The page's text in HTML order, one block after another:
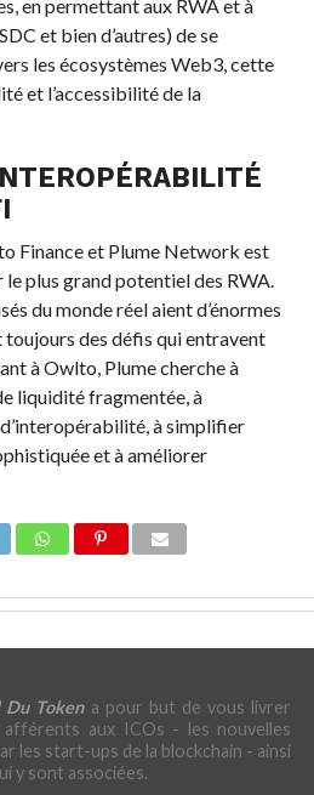
en permettant aux RWA et à
et bien d’autres) de se
les écosystèmes Web3, cette
et l’accessibilité de la
Finance et Plume Network est
plus grand potentiel des RWA.
du monde réel aient d’énormes
des défis qui entravent
à Owlto, Plume cherche à
liquidité fragmentée, à
à simplifier
et à améliorer
Du Tokena pour but de vous livrer
aux ICOs - les nouvelles
les start-ups de la blockchain - ainsi
y sont associées.